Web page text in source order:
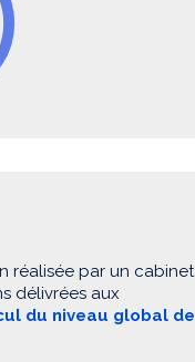
réalisée par un cabinet
délivrées aux
du niveau global de